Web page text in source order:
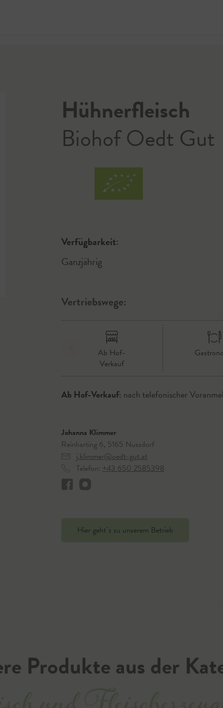
Hühnerfleisch
Biohof Oedt Gut
Verfügbarkeit:
Ganzjährig
Vertriebswege:
Ab Hof-
Verkauf
Ab Hof-Verkauf: nach telefonischer
Johanna Klimmer
Reinharting 6, 5165 Nussdorf
j.klimmer@oedt-gut.at
Telefon: +43 650 2585398
Hier geht`s zu unserem Betrieb
Produkte aus der